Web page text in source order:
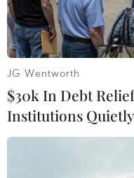
JG Wentworth
$30k In Debt
Institutions